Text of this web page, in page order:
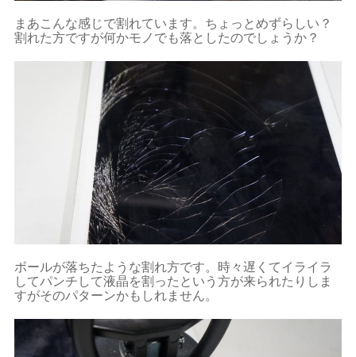
まあこんな感じで割れています。ちょっとめずらしい？
割れた方ですが何かモノでも落としたのでしょうか？
ボールが落ちたような割れ方です。時々遅くてイライラ
してパンチして液晶を割ったという方が来られたりしま
すがそのパターンかもしれません。